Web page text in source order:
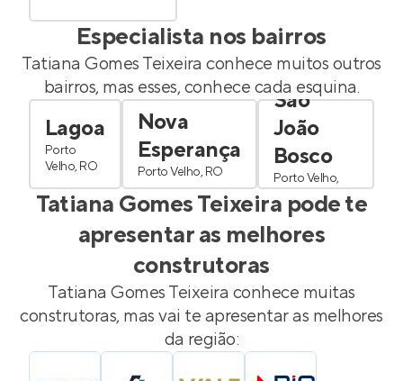
Especialista nos bairros
Tatiana Gomes Teixeira conhece muitos outros
bairros, mas esses, conhece cada esquina.
Lagoa
Porto
Velho, RO
Nova
Esperança
Porto Velho, RO
São
João
Bosco
Porto Velho,
RO
Tatiana Gomes Teixeira pode te
apresentar as melhores
construtoras
Tatiana Gomes Teixeira conhece muitas
construtoras, mas vai te apresentar as melhores
da região: